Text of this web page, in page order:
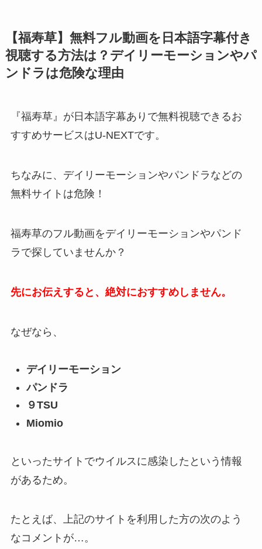
【福寿草】無料フル動画を日本語字幕付き
視聴する方法は？デイリーモーションやパ
ンドラは危険な理由
『福寿草』が日本語字幕ありで無料視聴できるお
すすめサービスはU-NEXTです。
ちなみに、デイリーモーションやパンドラなどの
無料サイトは危険！
福寿草のフル動画をデイリーモーションやパンド
ラで探していませんか？
先にお伝えすると、絶対におすすめしません。
なぜなら、
デイリーモーション
パンドラ
９TSU
Miomio
といったサイトでウイルスに感染したという情報
があるため。
たとえば、上記のサイトを利用した方の次のよう
なコメントが…。